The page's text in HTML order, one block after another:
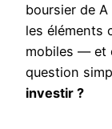
boursier de
les éléments
mobiles — et
question
investir ?